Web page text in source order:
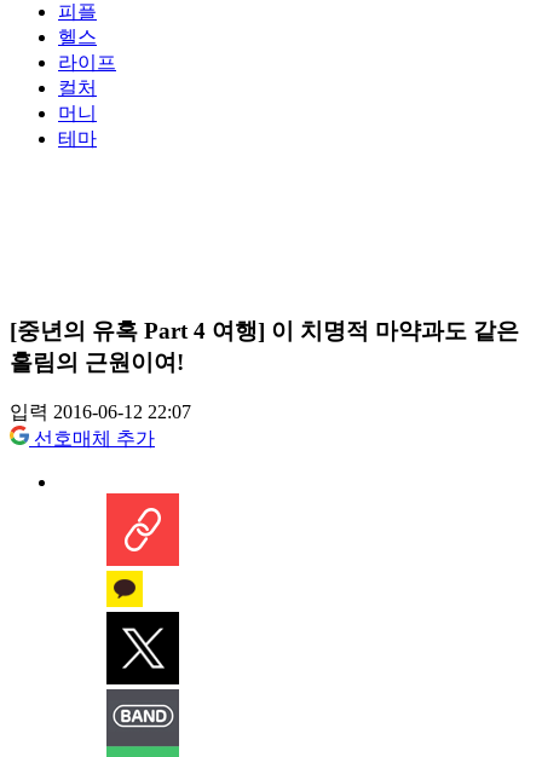
피플
헬스
라이프
컬처
머니
테마
[중년의 유혹 Part 4 여행] 이 치명적 마약과도 같은
홀림의 근원이여!
입력 2016-06-12 22:07
선호매체 추가